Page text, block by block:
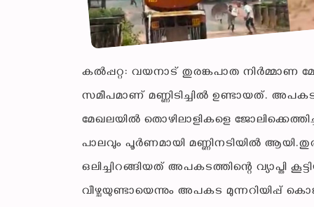
കല്‍പ്പറ്റ: വയനാട് തുരങ്കപാത നിര്‍മ്മാണ
സമീപമാണ് മണ്ണിടിച്ചില്‍ ഉണ്ടായത്.
മേഖലയില്‍ തൊഴിലാളികളെ
പാലവും പൂര്‍ണമായി മണ്ണിനടിയില്‍
ഒലിച്ചിറങ്ങിയത് അപകടത്തിന്റെ വ്യാപ്തി
വീഴ്ചയുണ്ടായെന്നും അപകട മുന്നറിയിപ്പ്